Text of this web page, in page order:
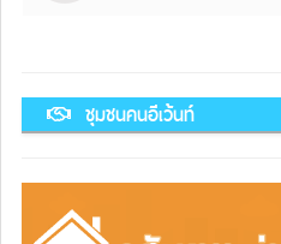
ชุมชนคนอีเว้นท์